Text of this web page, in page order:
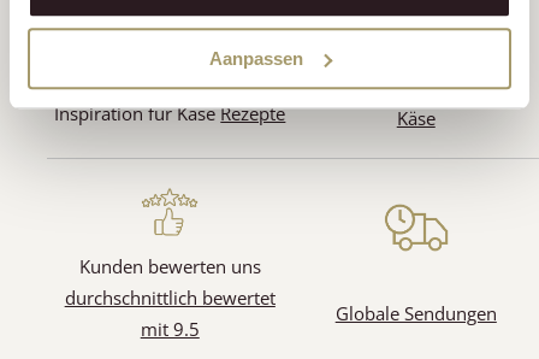
Aanpassen
Inspiration für KäseRezepte
Niederländischer Premium
Käse
Kunden bewerten uns
durchschnittlich bewertet
mit 9.5
Globale Sendungen